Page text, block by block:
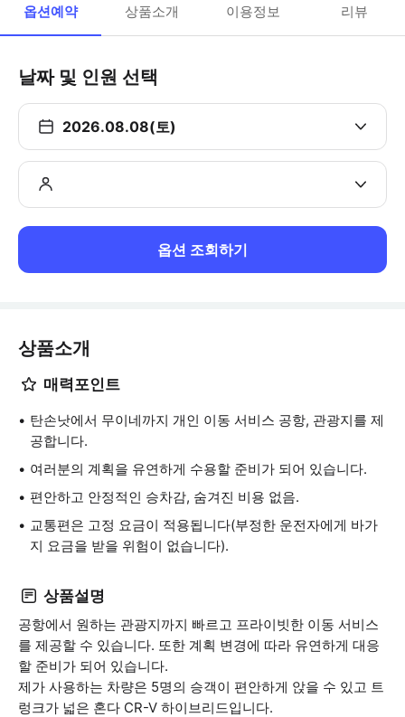
옵션예약 상품소개 이용정보 리뷰
날짜 및 인원 선택
2026.08.08(토)
옵션 조회하기
상품소개
매력포인트
탄손낫에서 무이네까지 개인 이동 서비스 공항, 관광지를 제
공합니다.
여러분의 계획을 유연하게 수용할 준비가 되어 있습니다.
편안하고 안정적인 승차감, 숨겨진 비용 없음.
교통편은 고정 요금이 적용됩니다(부정한 운전자에게 바가
지 요금을 받을 위험이 없습니다).
상품설명
공항에서 원하는 관광지까지 빠르고 프라이빗한 이동 서비스
를 제공할 수 있습니다. 또한 계획 변경에 따라 유연하게 대응
할 준비가 되어 있습니다.
제가 사용하는 차량은 5명의 승객이 편안하게 앉을 수 있고 트
렁크가 넓은 혼다 CR-V 하이브리드입니다.